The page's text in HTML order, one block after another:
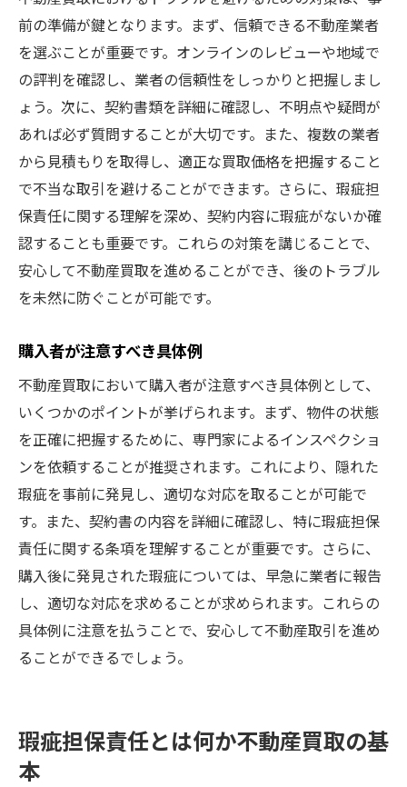
前の準備が鍵となります。まず、信頼できる不動産業者
を選ぶことが重要です。オンラインのレビューや地域で
の評判を確認し、業者の信頼性をしっかりと把握しまし
ょう。次に、契約書類を詳細に確認し、不明点や疑問が
あれば必ず質問することが大切です。また、複数の業者
から見積もりを取得し、適正な買取価格を把握すること
で不当な取引を避けることができます。さらに、瑕疵担
保責任に関する理解を深め、契約内容に瑕疵がないか確
認することも重要です。これらの対策を講じることで、
安心して不動産買取を進めることができ、後のトラブル
を未然に防ぐことが可能です。
購入者が注意すべき具体例
不動産買取において購入者が注意すべき具体例として、
いくつかのポイントが挙げられます。まず、物件の状態
を正確に把握するために、専門家によるインスペクショ
ンを依頼することが推奨されます。これにより、隠れた
瑕疵を事前に発見し、適切な対応を取ることが可能で
す。また、契約書の内容を詳細に確認し、特に瑕疵担保
責任に関する条項を理解することが重要です。さらに、
購入後に発見された瑕疵については、早急に業者に報告
し、適切な対応を求めることが求められます。これらの
具体例に注意を払うことで、安心して不動産取引を進め
ることができるでしょう。
瑕疵担保責任とは何か不動産買取の基
本